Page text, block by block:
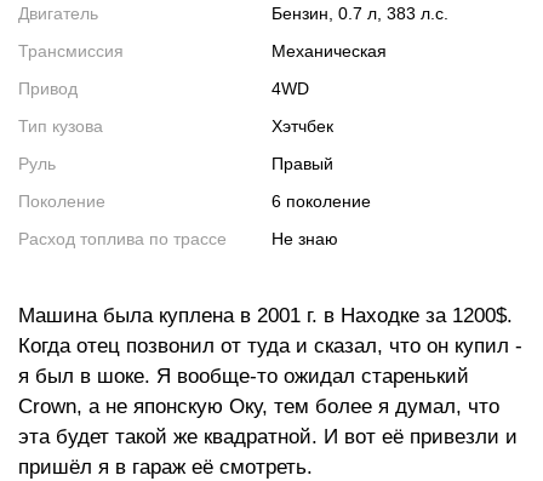
Двигатель
Бензин, 0.7 л, 383 л.с.
Трансмиссия
Механическая
Привод
4WD
Тип кузова
Хэтчбек
Руль
Правый
Поколение
6 поколение
Расход топлива по трассе
не знаю
Машина была куплена в 2001 г. в Находке за 1200$.
Когда отец позвонил от туда и сказал, что он купил -
я был в шоке. Я вообще-то ожидал старенький
Crown, а не японскую Оку, тем более я думал, что
эта будет такой же квадратной. И вот её привезли и
пришёл я в гараж её смотреть.